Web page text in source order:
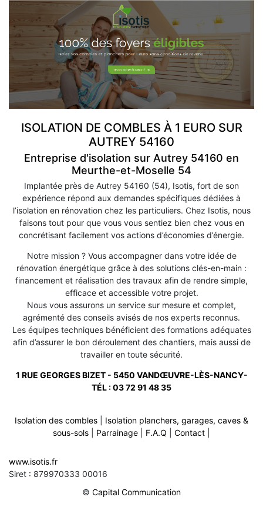
ISOLATION DE COMBLES À 1 EURO SUR
AUTREY 54160
Entreprise d'isolation sur Autrey 54160 en
Meurthe-et-Moselle 54
Implantée près de Autrey 54160 (54), Isotis, fort de son
expérience répond aux demandes spécifiques dédiées à
l’isolation en rénovation chez les particuliers. Chez Isotis, nous
faisons tout pour que vous vous sentiez bien chez vous en
concrétisant facilement vos actions d’économies d’énergie.
Notre mission ? Vous accompagner dans votre idée de
rénovation énergétique grâce à des solutions clés-en-main :
financement et réalisation des travaux afin de rendre simple,
efficace et accessible votre projet.
Nous vous assurons un service sur mesure et complet,
agrémenté des conseils avisés de nos experts reconnus.
Les équipes techniques bénéficient des formations adéquates
afin d’assurer le bon déroulement des chantiers, mais aussi de
travailler en toute sécurité.
1 RUE GEORGES BIZET - 5450 VANDŒUVRE-LÈS-NANCY-
TÉL :03 72 91 48 35
Isolation des combles
Isolation planchers, garages, caves &
sous-sols
Parrainage F.A.Q Contact
Rénovation de toiture sur tramont emy 54115
Rénovation de toiture sur hussigny godbrange 54590
Rénovation de toiture sur petit failly 54260-
www.isotis.fr
Siret : 879970333 00016
© Capital Communication